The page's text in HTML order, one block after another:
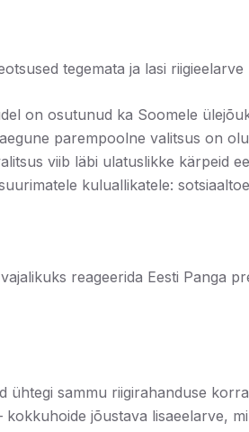
tegemata ja lasi
on osutunud ka Soomele
parempoolne valitsus on
viib läbi ulatuslikke kärpeid
kuluallikatele:
reageerida Eesti Panga
sammu riigirahanduse
kokkuhoide jõustava lisaeelarve,